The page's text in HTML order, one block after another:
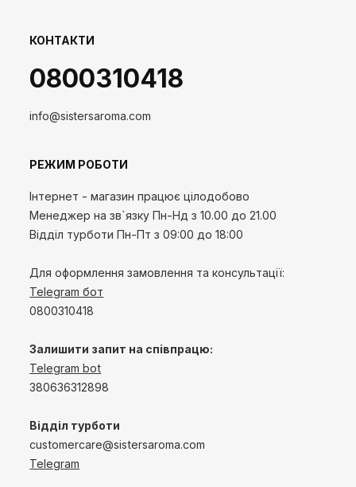
КОНТАКТИ
0800310418
info@sistersaroma.com
РЕЖИМ РОБОТИ
Інтернет - магазин працює цілодобово
Менеджер на зв`язкуПн-Нд з 10.00 до 21.00
Відділ турботи Пн-Пт з 09:00 до 18:00
Для оформлення замовлення та консультації:
Telegram бот
0800310418
Залишити запит на співпрацю:
Telegram bot
380636312898
Відділ турботи
customercare@sistersaroma.com
Telegram